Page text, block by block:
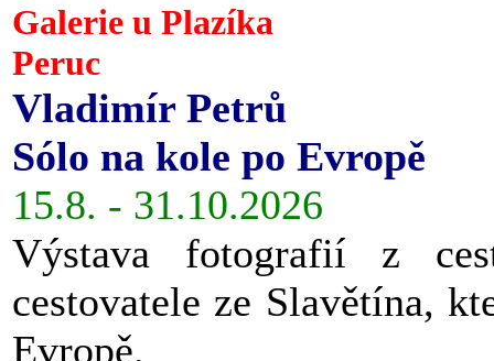
Galerie u Plazíka
Peruc
Vladimír Petrů
Sólo na kole po Evropě
15.8. - 31.10.2026
Výstava fotografií z
cestovatele ze Slavětína,
Evropě.